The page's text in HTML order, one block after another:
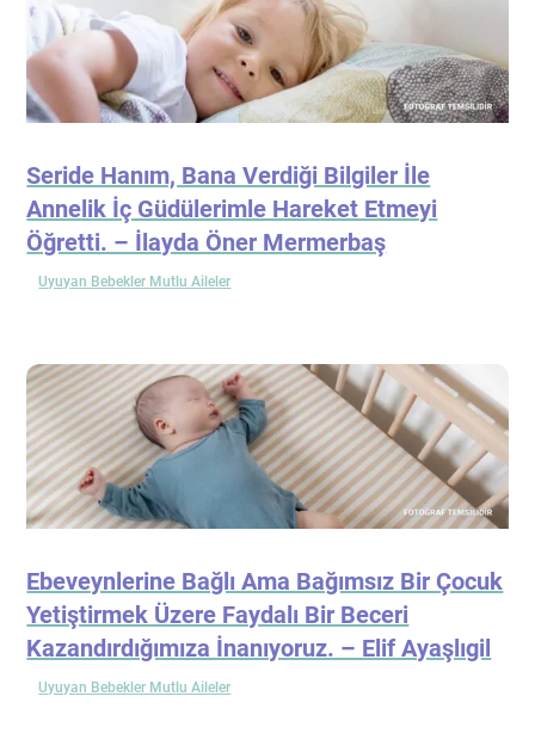
Seride Hanım, Bana Verdiği Bilgiler İle
Annelik İç Güdülerimle Hareket Etmeyi
Öğretti. – İlayda Öner Mermerbaş
Uyuyan Bebekler Mutlu Aileler
Ebeveynlerine Bağlı Ama Bağımsız Bir Çocuk
Yetiştirmek Üzere Faydalı Bir Beceri
Kazandırdığımıza İnanıyoruz. – Elif Ayaşlıgil
Uyuyan Bebekler Mutlu Aileler